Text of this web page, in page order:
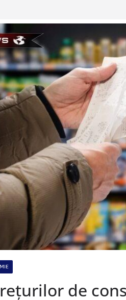
de